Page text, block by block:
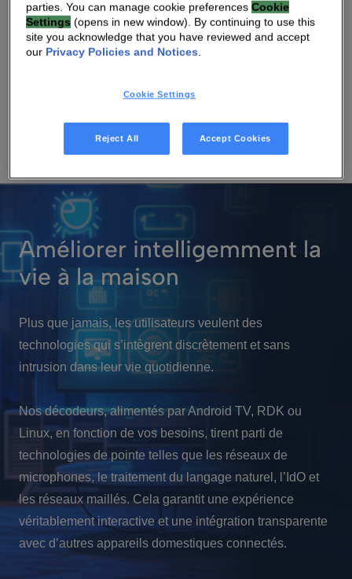
plateformes OTT (Over-The-Top), en passant par le DVB
(Digital Video Broadcasting), nous concevons des
décodeurs qui répondent aux besoins de chaque
Au-delà des normes, nous innovons en permanence
interactions et une expérience utilisateur améliorée.
Améliorer intelligemment la
vie à la maison
Plus que jamais, les utilisateurs veulent des
technologies qui s’intègrent discrètement et sans
intrusion dans leur vie quotidienne.
Nos décodeurs, alimentés par Android TV, RDK ou
Linux, en fonction de vos besoins, tirent parti de
technologies de pointe telles que les réseaux de
microphones, le traitement du langage naturel, l’IdO et
les réseaux maillés. Cela garantit une expérience
véritablement interactive et une intégration transparente
avec d’autres appareils domestiques connectés.
parties. You can manage cookie preferencesCookie
Settings (opens in new window). By continuing to use this
site you acknowledge that you have reviewed and accept
our Privacy Policies and Notices.
Cookie Settings
Reject All Accept Cookies